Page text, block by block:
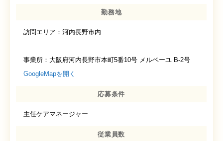
勤務地
訪問エリア：河内長野市内
事業所：大阪府河内長野市本町5番10号 メルベーユ B-2号
GoogleMapを開く
応募条件
主任ケアマネージャー
従業員数